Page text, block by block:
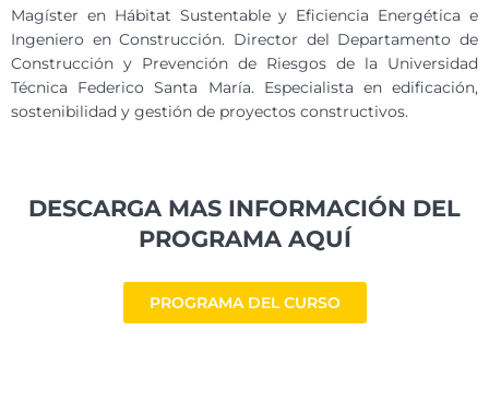
Magíster en Hábitat Sustentable y Eficiencia Energética e
Ingeniero en Construcción. Director del Departamento de
Construcción y Prevención de Riesgos de la Universidad
Técnica Federico Santa María. Especialista en edificación,
sostenibilidad y gestión de proyectos constructivos.
DESCARGA MAS INFORMACIÓN DEL
PROGRAMA AQUÍ
PROGRAMA DEL CURSO